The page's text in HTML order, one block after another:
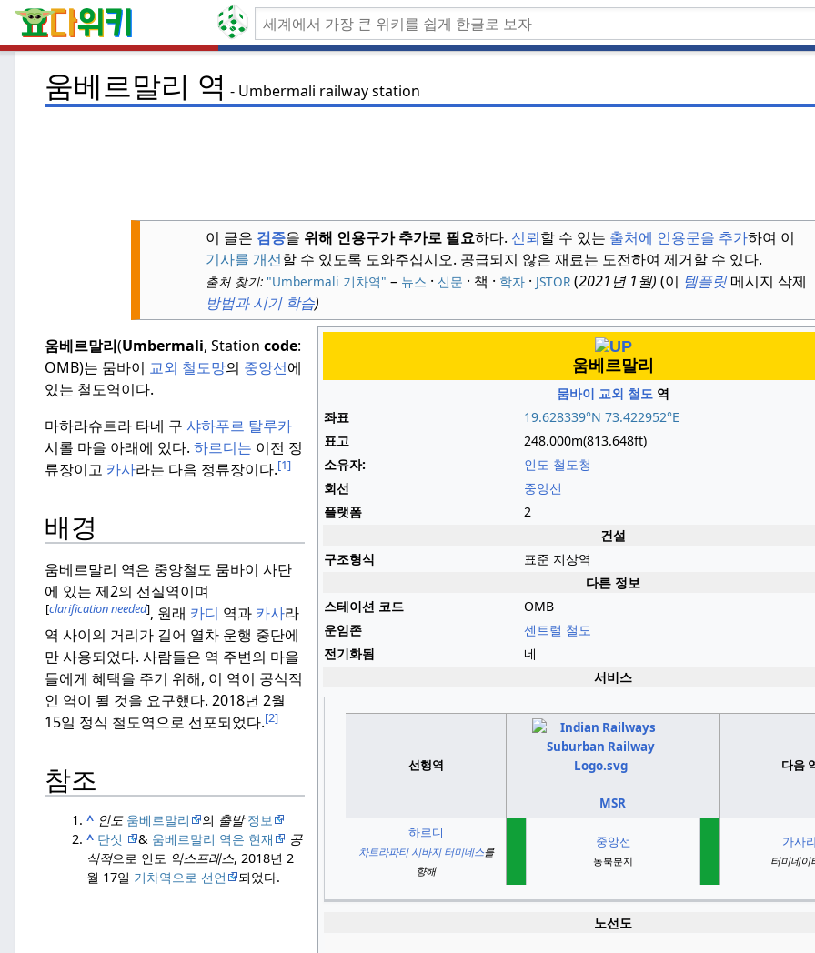
움베르말리 역 Umbermali railway station
이 글은 검증을 위해 인용구가 추가로 필요하다. 신뢰할 수 있는 출처에 인용문을 추가하여 이
기사를 개선할 수 있도록 도와주십시오. 공급되지 않은 재료는 도전하여 제거할 수 있다.
출처 찾기: "Umbermali 기차역" – 뉴스 · 신문 · 책 · 학자 · JSTOR (2021년 1월) (이 템플릿메시지 삭제
방법과 시기 학습)
움베르말리
뭄바이 교외 철도 역
좌표
19.628339°N 73.422952°E
표고
248.000m(813.648ft)
소유자:
인도 철도청
회선
중앙선
플랫폼
2
건설
구조형식
표준 지상역
다른 정보
스테이션 코드
OMB
운임존
센트럴 철도
전기화됨
네
서비스
선행역
MSR
다음
하르디
차트라파티 시바지 터미네스를
향해
중앙선
동북분지
가사
터미네이
노선도
움베르말리(Umbermali, Station code:
OMB)는 뭄바이 교외 철도망의 중앙선에
있는 철도역이다.
마하라슈트라 타네 구 샤하푸르 탈루카
시롤 마을 아래에 있다. 하르디는 이전 정
류장이고 카사라는 다음 정류장이다.[1]
배경
움베르말리 역은 중앙철도 뭄바이 사단
에 있는 제2의 선실역이며
[clarification needed], 원래 카디 역과 카사라
역 사이의 거리가 길어 열차 운행 중단에
만 사용되었다. 사람들은 역 주변의 마을
들에게 혜택을 주기 위해, 이 역이 공식적
인 역이 될 것을 요구했다. 2018년 2월
15일 정식 철도역으로 선포되었다.[2]
참조
^ 인도 움베르말리 의 출발 정보
^ 탄싯 & 움베르말리 역은 현재
공
식적으로 인도 익스프레스, 2018년 2
월 17일 기차역으로 선언 되었다.